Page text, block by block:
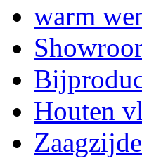
warm
Houten